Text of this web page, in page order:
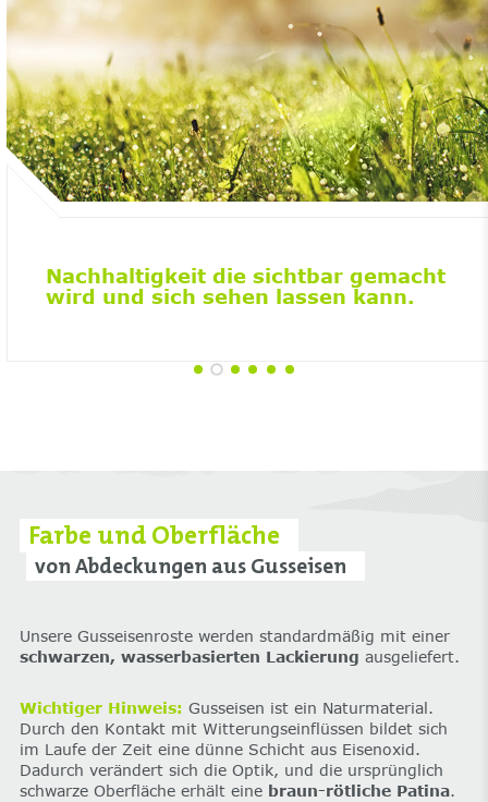
Nachhaltigkeit die sichtbar gemacht
wird und sich sehen lassen kann.
Farbe und Oberfläche
von Abdeckungen aus Gusseisen
Unsere Gusseisenroste werden standardmäßig mit einer
schwarzen, wasserbasierten Lackierung ausgeliefert.
Wichtiger Hinweis: Gusseisen ist ein Naturmaterial.
Durch den Kontakt mit Witterungseinflüssen bildet sich
im Laufe der Zeit eine dünne Schicht aus Eisenoxid.
Dadurch verändert sich die Optik, und die ursprünglich
schwarze Oberfläche erhält eine braun-rötliche Patina.